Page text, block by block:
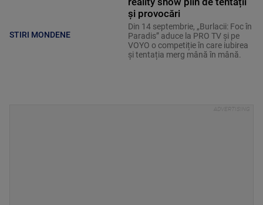
STIRI MONDENE
și provocări
Din 14 septembrie, „Burlacii: Foc în
Paradis” aduce la PRO TV și pe
VOYO o competiție în care iubirea
și tentația merg mână în mână.